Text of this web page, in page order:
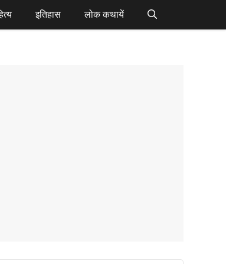
इतिहास लोक कथायें